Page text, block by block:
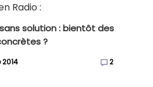
Radio :
solution : bientôt des
?
2